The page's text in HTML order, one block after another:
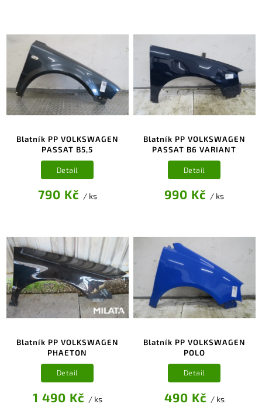
Blatník PP VOLKSWAGEN
PASSAT B5,5
790 Kč / ks
Detail
Blatník PP VOLKSWAGEN
PASSAT B6 VARIANT
990 Kč / ks
Detail
Blatník PP VOLKSWAGEN
PHAETON
1 490 Kč / ks
Detail
Blatník PP VOLKSWAGEN
POLO
490 Kč / ks
Detail